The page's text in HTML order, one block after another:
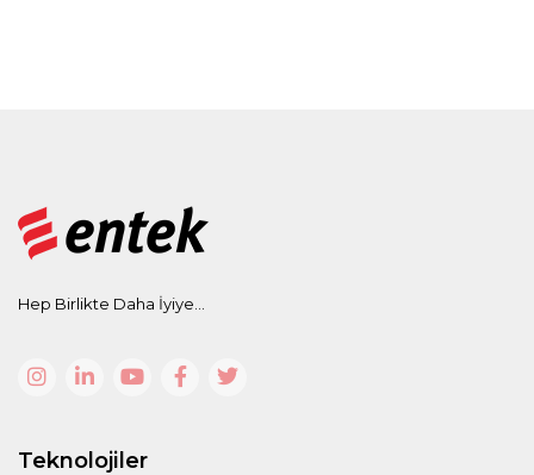
Hep Birlikte Daha İyiye...
Teknolojiler